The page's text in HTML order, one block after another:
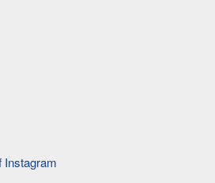
Instagram